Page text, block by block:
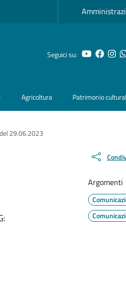
Seguici su: YouTube
Agricoltura Patrimonio
29.06.2023
Argomenti